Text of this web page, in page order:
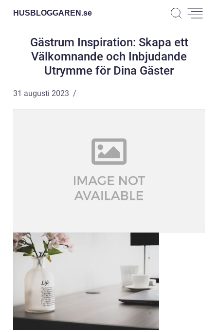
HUSBLOGGAREN.se
Gästrum Inspiration: Skapa ett
Välkomnande och Inbjudande
Utrymme för Dina Gäster
31 augusti 2023